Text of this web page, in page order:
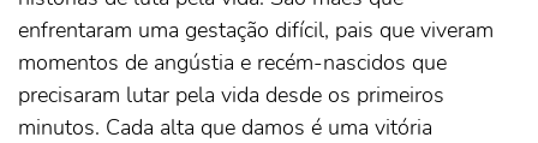
enfrentaram uma gestação difícil, pais que viveram
momentos de angústia e recém-nascidos que
precisaram lutar pela vida desde os primeiros
minutos. Cada alta que damos é uma vitória